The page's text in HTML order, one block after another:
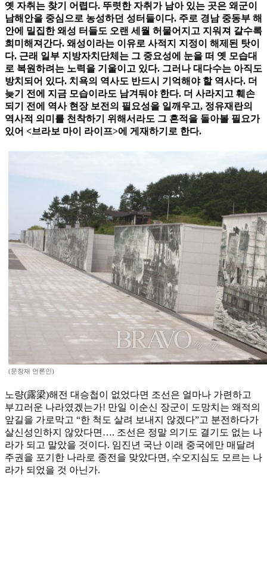
옛 자취는 찾기 어렵다. 뚜렷한 자취가 남아 있는 곳은 왜군이
남해안을 중심으로 농성하던 성터들이다. 주로 경남 중동부 해
안에 밀집한 왜성 터들도 오랜 세월 허물어지고 지워져 갈수록
희미해져간다. 왜성이라는 이유로 사적지 지정이 해제된 탓이
다. 근래 일부 지방자치단체는 그 중요성에 눈을 떠 옛 모습대
로 복원하려는 노력을 기울이고 있다. 그러나 대다수는 아직도
방치되어 있다. 치욕의 역사도 반드시 기억해야 할 역사다. 더
늦기 전에 지금 모습이라도 남겨둬야 한다. 더 사라지고 훼손
되기 전에 역사 현장 보전의 필요성을 일깨우고, 정유재란의
역사적 의미를 천착하기 위해서라도 그 흔적을 돌아볼 필요가
있어 <브라보 마이 라이프>에 게재하기로 한다.
(문창재 언론인)
노량(露梁)해전 대승첩이 없었다면 조선은 얼마나 가련하고
부끄러운 나라였겠는가! 만일 이순신 장군이 도망치는 왜적의
앞길을 가로막고 “한 척도 살려 보내지 않겠다”고 분전하다가
살신성인하지 않았다면…. 조선은 정말 의기도 결기도 없는 나
라가 되고 말았을 것이다. 임진년 국난 이래 중국에만 매달려
주권을 포기한 나라로 종전을 맞았다면, 수오지심도 모르는 나
라가 되었을 것 아닌가.